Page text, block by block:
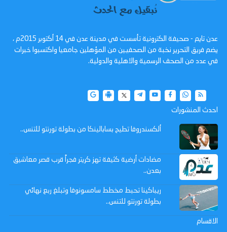
عدن تايم - صحيفة الكترونية تأسست في مدينة عدن في 14 أكتوبر 2015م ،
يضم فريق التحرير نخبة من الصحفيين من المؤهلين جامعيا واكتسبوا خبرات
في عدد من الصحف الرسمية والاهلية والدولية.
احدث المنشورات
ألكسندروفا تطيح بسابالينكا من بطولة تورنتو للتنس..
مضادات أرضية كثيفة تهز كريتر فجراً قرب قصر معاشيق
بعدن..
ريباكينا تحبط مخطط سامسونوفا وتبلغ ربع نهائي
بطولة تورنتو للتنس..
الاقسام